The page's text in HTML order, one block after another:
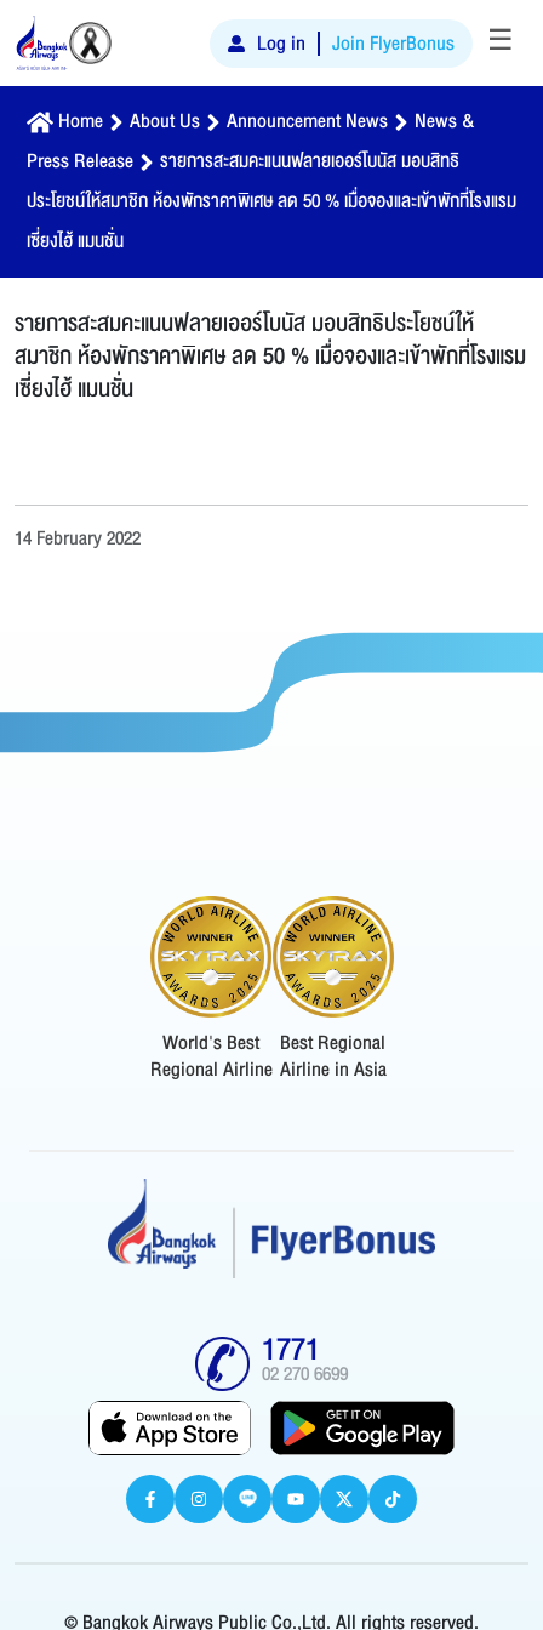
Log in Join FlyerBonus ☰
Home About Us Announcement News
News &
Press Release
รายการสะสมคะแนนฟลายเออร์โบนัส มอบสิทธิ
ประโยชน์ให้สมาชิก ห้องพักราคาพิเศษ ลด 50 % เมื่อจองและเข้าพักที่โรงแรม
เซี่ยงไฮ้ แมนชั่น
รายการสะสมคะแนนฟลายเออร์โบนัส มอบสิทธิประโยชน์ให้
สมาชิก ห้องพักราคาพิเศษ ลด 50 % เมื่อจองและเข้าพักที่โรงแรม
เซี่ยงไฮ้ แมนชั่น
14 February 2022
World's Best
Regional Airline
Best Regional
Airline in Asia
1771
02 270 6699
© Bangkok Airways Public Co.,Ltd. All rights reserved.